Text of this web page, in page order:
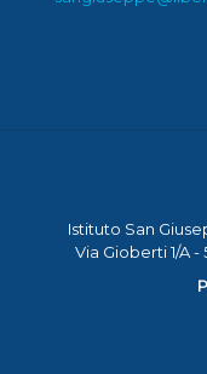
Istituto San
Via Gioberti 1/A -